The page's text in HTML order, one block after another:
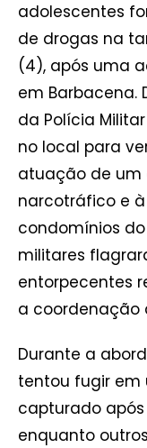
adolescentes
de drogas na
(4), após uma
em Barbacena.
da Polícia
no local para
atuação de um
narcotráfico e
condomínios
militares
entorpecentes
a coordenação
Durante a
tentou fugir em
capturado
enquanto